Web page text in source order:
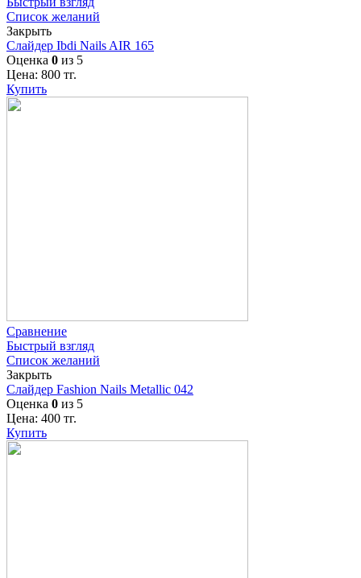
Список желаний
Закрыть
Слайдер Ibdi Nails AIR 165
Оценка 0 из 5
Цена: 800 тг.
Купить
Сравнение
Быстрый взгляд
Список желаний
Закрыть
Слайдер Fashion Nails Metallic 042
Оценка 0 из 5
Цена: 400 тг.
Купить